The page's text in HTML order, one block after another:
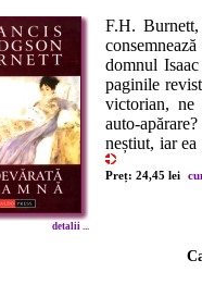
detalii ...
F.H.
domnul
paginile
victorian, ne
auto-
neștiut, iar
Preț: 24,45 lei